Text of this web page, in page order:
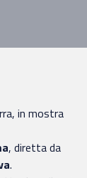
in mostra
, diretta da
.